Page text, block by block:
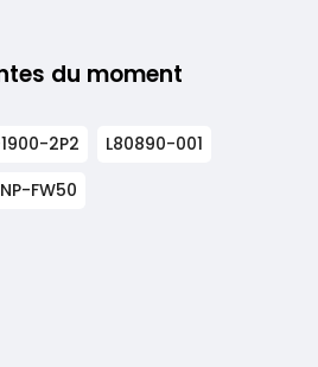
du moment
2P2
L80890-001
NP-FW50